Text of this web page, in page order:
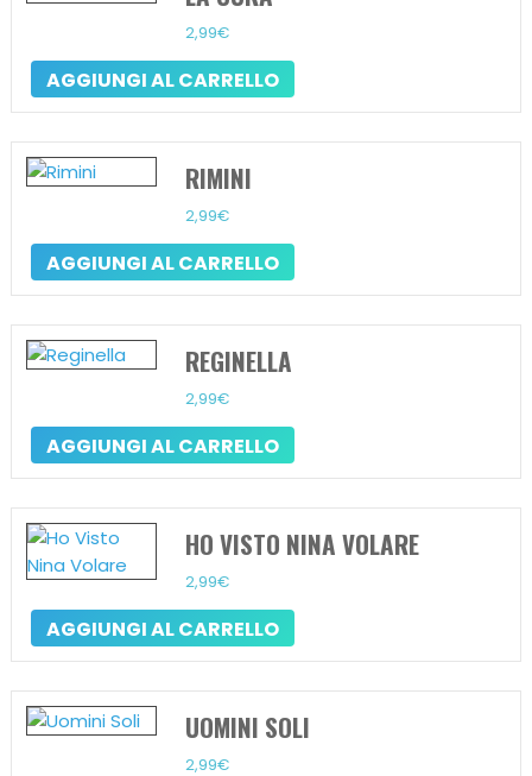
2,99€
AGGIUNGI AL CARRELLO
RIMINI
2,99€
AGGIUNGI AL CARRELLO
REGINELLA
2,99€
AGGIUNGI AL CARRELLO
HO VISTO NINA VOLARE
2,99€
AGGIUNGI AL CARRELLO
UOMINI SOLI
2,99€